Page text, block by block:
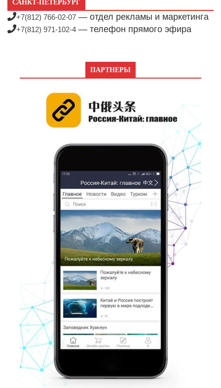
САНКТ-ПЕТЕРБУРГ
+7(812) 766-02-07 — отдел рекламы и маркетинга
+7(812) 971-102-4 — телефон прямого эфира
ПАРТНЕРЫ